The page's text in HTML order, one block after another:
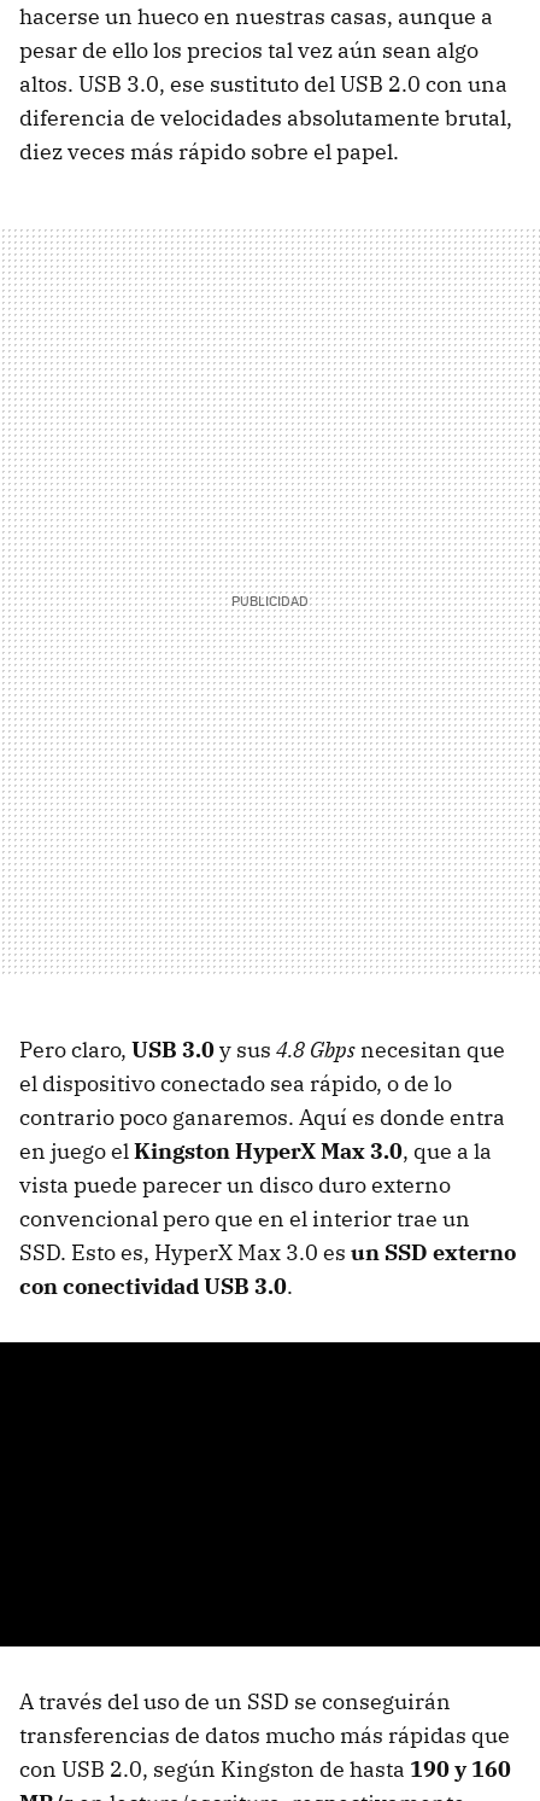
hacerse un hueco en nuestras casas, aunque a
pesar de ello los precios tal vez aún sean algo
altos. USB 3.0, ese sustituto delUSB 2.0 con una
diferencia de velocidades absolutamente brutal,
diez veces más rápido sobre el papel.
Pero claro, USB 3.0y sus 4.8 Gbps necesitan que
el dispositivo conectado sea rápido, o de lo
contrario poco ganaremos. Aquí es donde entra
en juego elKingston HyperX Max 3.0, que a la
vista puede parecer un disco duro externo
convencional pero que en el interior trae un
SSD. Esto es, HyperX Max 3.0 es un SSD externo
con conectividadUSB 3.0.
A través del uso de un SSD se conseguirán
transferencias de datos mucho más rápidas que
con USB 2.0, según Kingston de hasta 190 y 160